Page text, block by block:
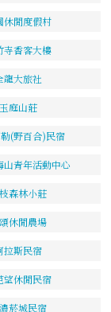
休閒度假村
寺香客大樓
龍大旅社
玉庭山莊
(野百合)民宿
山青年活動中心
森林小莊
休閒農場
拉斯民宿
望休閒民宿
菸城民宿